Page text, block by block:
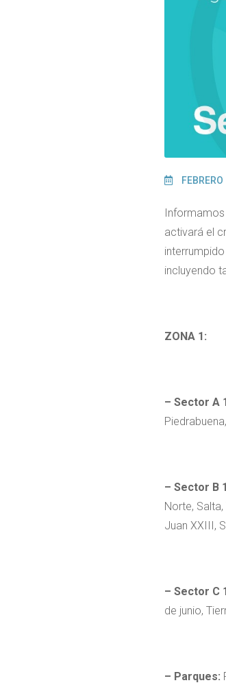
activará el
incluyendo
ZONA 1:
– Sector A
– Sector B
Norte,
Juan XXIII,
– Sector C
de junio,
– Parques: